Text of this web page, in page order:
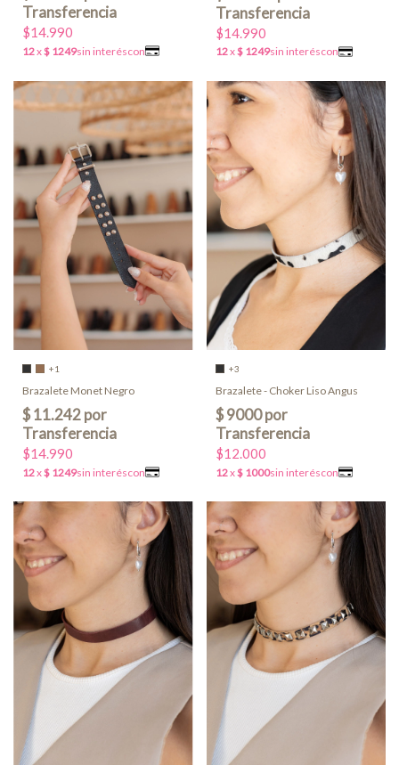
$14.990 $14.990
+1
Brazalete Monet Negro
$14.990
+3
Brazalete - Choker Liso Angus
$12.000